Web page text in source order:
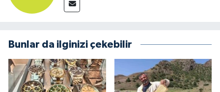
Bunlar da ilginizi çekebilir